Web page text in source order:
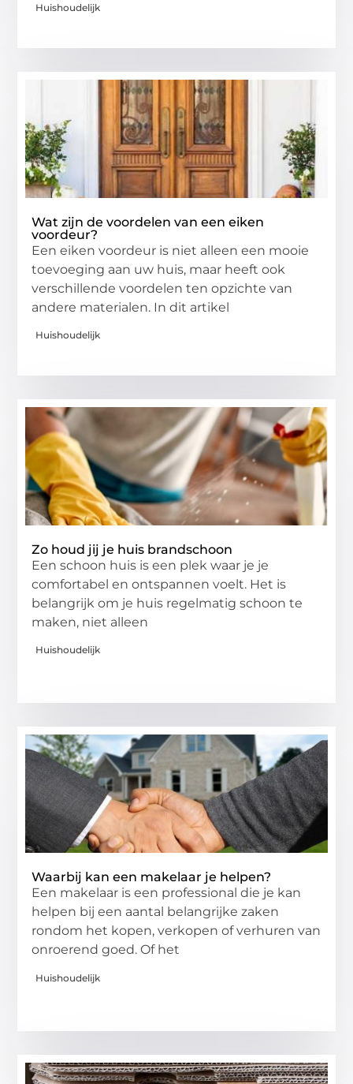
Huishoudelijk
Wat zijn de voordelen van een eiken
voordeur?
Een eiken voordeur is niet alleen een mooie
toevoeging aan uw huis, maar heeft ook
verschillende voordelen ten opzichte van
andere materialen. In dit artikel
Huishoudelijk
Zo houd jij je huis brandschoon
Een schoon huis is een plek waar je je
comfortabel en ontspannen voelt. Het is
belangrijk om je huis regelmatig schoon te
maken, niet alleen
Huishoudelijk
Waarbij kan een makelaar je helpen?
Een makelaar is een professional die je kan
helpen bij een aantal belangrijke zaken
rondom het kopen, verkopen of verhuren van
onroerend goed. Of het
Huishoudelijk